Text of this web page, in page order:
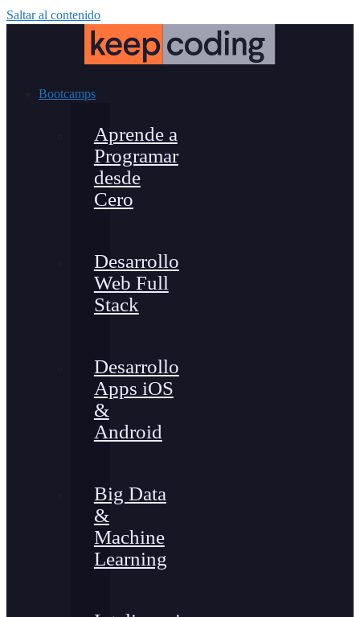
Saltar al contenido
Bootcamps
Aprende a
Programar
desde
Cero
Desarrollo
Web Full
Stack
Desarrollo
Apps iOS
&
Android
Big Data
&
Machine
Learning